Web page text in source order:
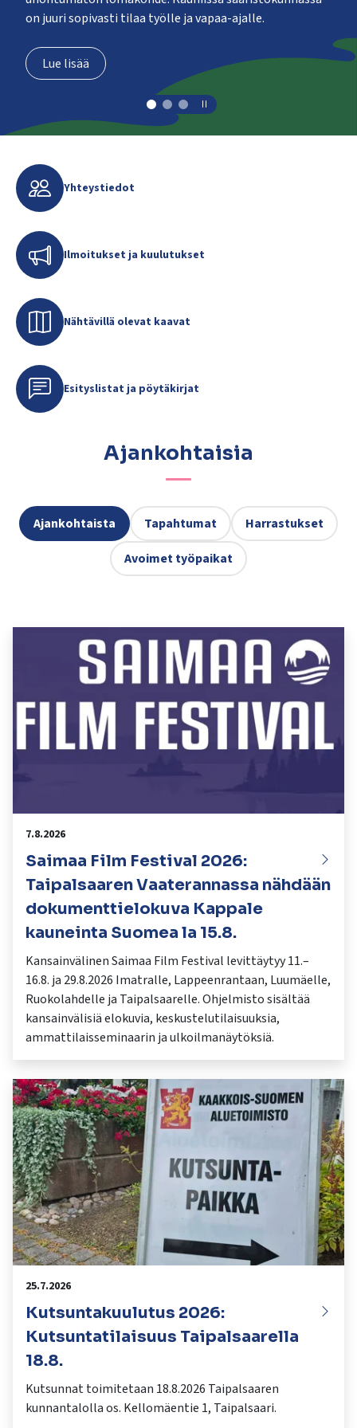
kosketus-
pyyhkäisyliikkeitä.
on juuri sopivasti tilaa työlle ja vapaa-ajalle.
Lue lisää
Pysäytä-käynnistä
Yhteystiedot
Ilmoitukset ja kuulutukset
Nähtävillä olevat kaavat
Esityslistat ja pöytäkirjat
Ajankohtaisia
Ajankohtaista Tapahtumat
Harrastukset
Avoimet työpaikat
7.8.2026
Saimaa Film Festival 2026:
Taipalsaaren Vaaterannassa nähdään
dokumenttielokuva Kappale
kauneinta Suomea la 15.8.
Kansainvälinen Saimaa Film Festival levittäytyy 11.–
16.8. ja 29.8.2026 Imatralle, Lappeenrantaan, Luumäelle,
Ruokolahdelle ja Taipalsaarelle. Ohjelmisto sisältää
kansainvälisiä elokuvia, keskustelutilaisuuksia,
ammattilaisseminaarin ja ulkoilmanäytöksiä.
25.7.2026
Kutsuntakuulutus 2026:
Kutsuntatilaisuus Taipalsaarella
18.8.
Kutsunnat toimitetaan 18.8.2026 Taipalsaaren
kunnantalolla os. Kellomäentie 1, Taipalsaari.